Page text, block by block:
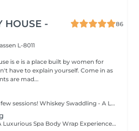
HOUSE -
86
L-8011
is e is a place built by women for
have to explain yourself. Come in as
are mad...
Lose from 1.5 cm in a few sessions! Whiskey Swaddling - A Luxurious Spa Body Wrap Experience Looking to indulge and see real results? Our Whiskey Swaddling is more than just a body wrap it's a full-body ritual designed to detox, tone, and deeply nourish your skin. We tailor the wrap to your needs using active-rich formulas, then wrap you in bandages, film, and warmth to boost results. The gentle contrast in temperature combined with potent actives works wonders and the results speak for themselves: Benefits: Body detox & inch loss Firmer, smoother skin Improved tone & circulation Want to elevate your experience? Add face treatment during the wrapping and a lymphatic drainage massage after the wrap to boost detox, enhance circulation, and double the impact of your treatment. Turn this time into a full-body experience!
Whiskey Swaddling A Luxurious Spa Body Wrap Experience Looking to indulge and see real results? Our Whiskey Swaddling is more than just a body wrap it's a full-body ritual designed to detox, tone, and deeply nourish your skin. We tailor the wrap to your needs using active-rich formulas, then wrap you in bandages, film, and warmth to boost results. The gentle contrast in temperature combined with potent actives works wonders and the results speak for themselves: Benefits: Body detox & inch loss Firmer, smoother skin Improved tone & circulation